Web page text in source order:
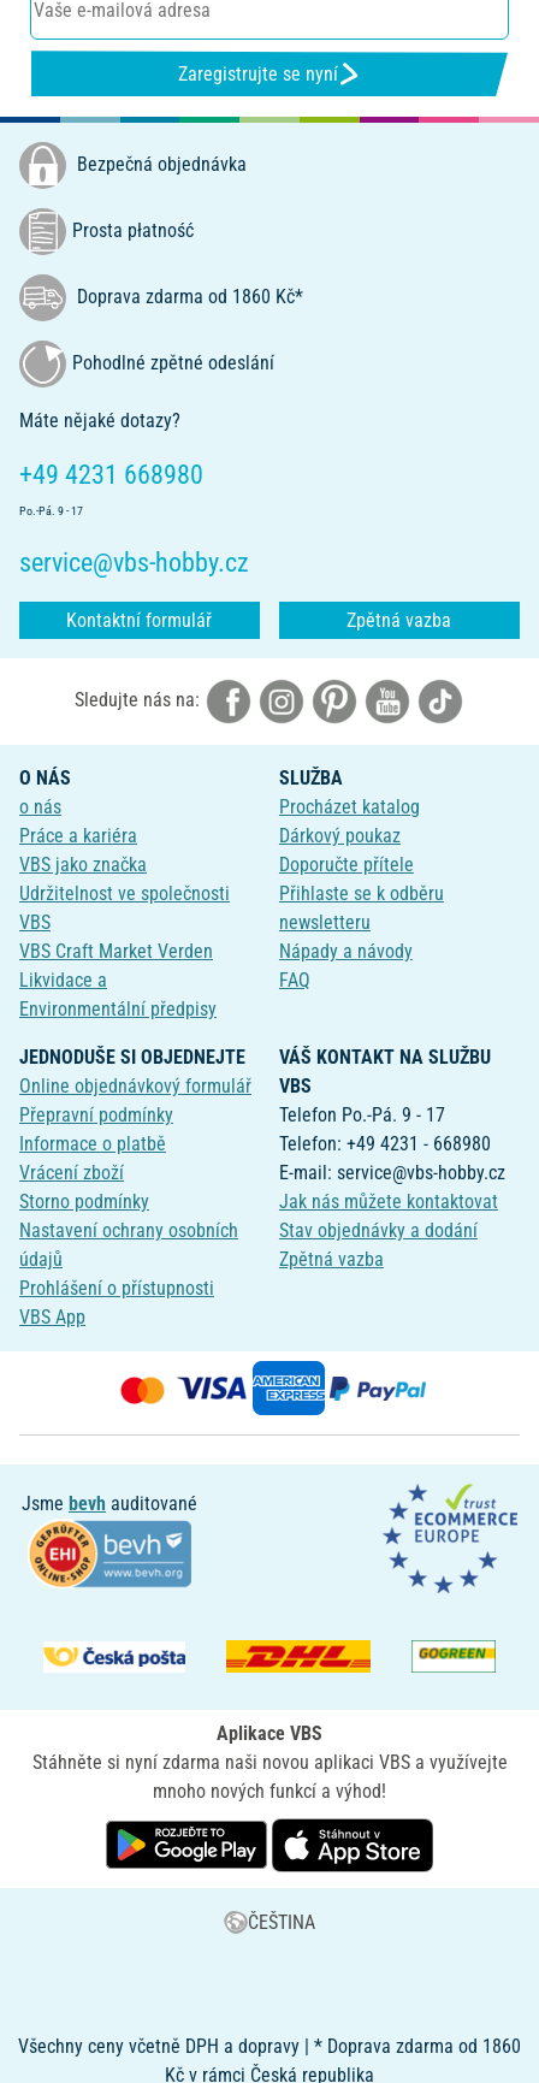
Zaregistrujte se nyní
Bezpečná objednávka
Prosta płatność
Doprava zdarma od 1860 Kč*
Pohodlné zpětné odeslání
Máte nějaké dotazy?
+49 4231 668980
Po.-Pá. 9 - 17
service@vbs-hobby.cz
Kontaktní formulář Zpětná vazba
Sledujte nás na:
O NÁS
o nás
Práce a kariéra
VBS jako značka
Udržitelnost ve společnosti
VBS
VBS Craft Market Verden
Likvidace a
Environmentální předpisy
SLUŽBA
Procházet katalog
Dárkový poukaz
Doporučte přítele
Přihlaste se k odběru
newsletteru
Nápady a návody
FAQ
JEDNODUŠE SI OBJEDNEJTE
Online objednávkový formulář
Přepravní podmínky
Informace o platbě
Vrácení zboží
Storno podmínky
Nastavení ochrany osobních
údajů
Prohlášení o přístupnosti
VBS App
VÁŠ KONTAKT NA SLUŽBU
VBS
Telefon Po.-Pá. 9 - 17
Telefon: +49 4231 - 668980
E-mail: service@vbs-hobby.cz
Jak nás můžete kontaktovat
Stav objednávky a dodání
Zpětná vazba
Jsme bevh auditované
Aplikace VBS
Stáhněte si nyní zdarma naši novou aplikaci VBS a využívejte
mnoho nových funkcí a výhod!
ČEŠTINA
Všechny ceny včetně DPH a dopravy | * Doprava zdarma od 1860
Kč v rámci Česká republika